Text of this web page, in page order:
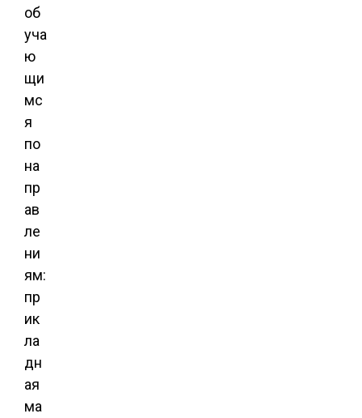
об
уча
ю
щи
мс
я
по
на
пр
ав
ле
ни
ям:
пр
ик
ла
дн
ая
ма